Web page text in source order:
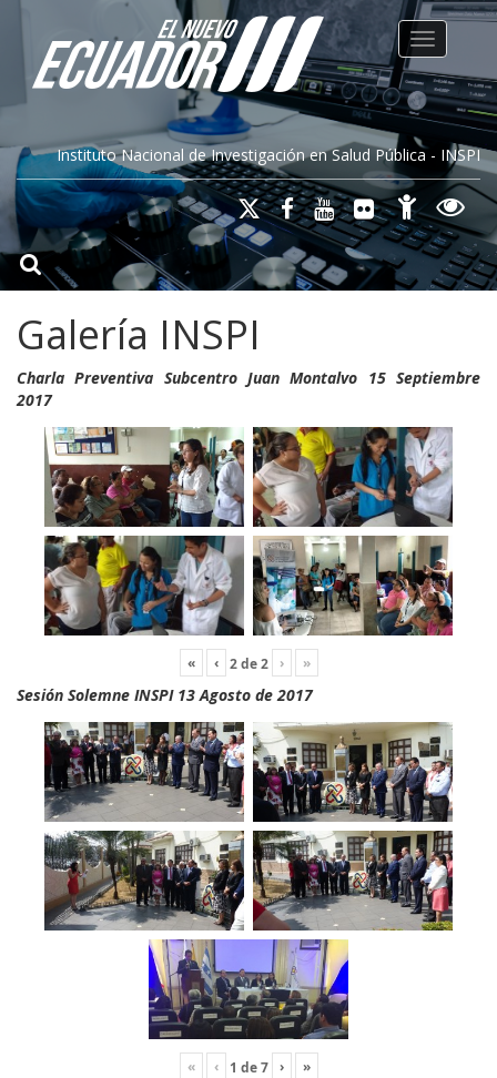
Instituto Nacional de Investigación en Salud Pública - INSPI
Toggle
Galería INSPI
Charla Preventiva Subcentro Juan Montalvo 15 Septiembre
2017
« ‹ 2de2 › »
Sesión Solemne INSPI 13 Agosto de 2017
« ‹ 1 de7 › »